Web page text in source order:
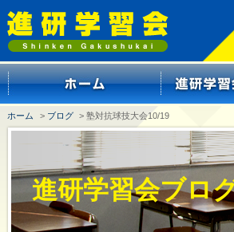
ホーム > ブログ > 塾対抗球技大会10/19
進研学習会ブロ